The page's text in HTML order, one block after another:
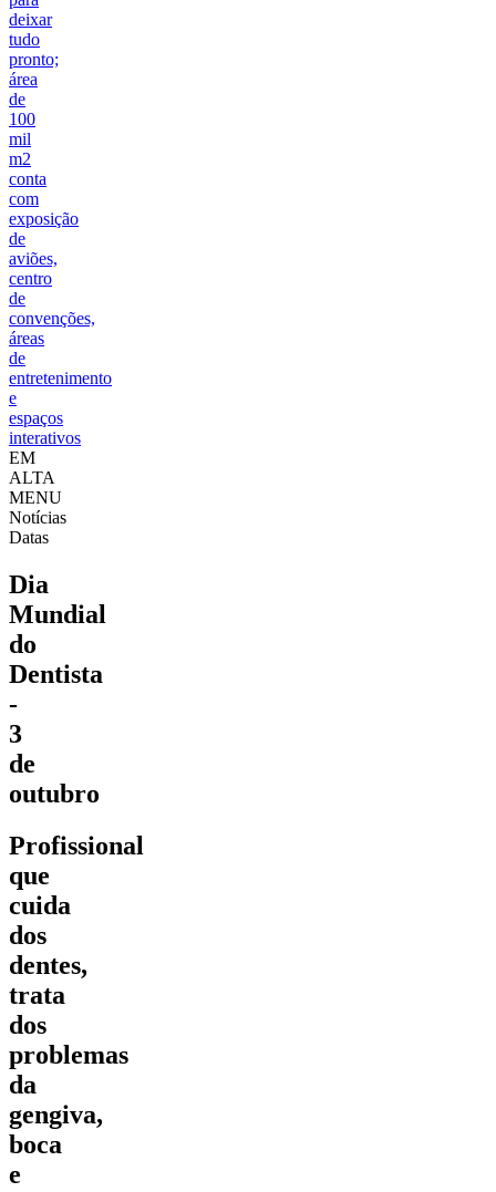
deixar
tudo
pronto;
área
de
100
mil
m2
conta
com
exposição
de
aviões,
centro
de
convenções,
áreas
de
entretenimento
e
espaços
interativos
EM
ALTA
MENU
Notícias
Datas
Dia
Mundial
do
Dentista
-
3
de
outubro
Profissional
que
cuida
dos
dentes,
trata
dos
problemas
da
gengiva,
boca
e